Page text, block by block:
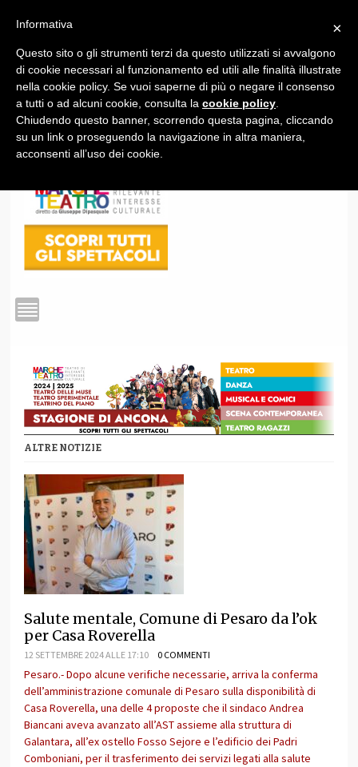
1
ALTRE NOTIZIE
Salute mentale, Comune di Pesaro da l’ok
per Casa Roverella
12 SETTEMBRE 2024 ALLE 17:10 0 COMMENTI
Pesaro.- Dopo alcune verifiche necessarie, arriva la conferma
dell’amministrazione comunale di Pesaro sulla disponibilità di
Casa Roverella, una delle 4 proposte che il sindaco Andrea
Biancani aveva avanzato all’AST assieme alla struttura di
Galantara, all’ex ostello Fosso Sejore e l’edificio dei Padri
Comboniani, per il trasferimento dei servizi legati alla salute
×
Informativa
Questo sito o gli strumenti terzi da questo utilizzati si avvalgono
di cookie necessari al funzionamento ed utili alle finalità illustrate
nella cookie policy. Se vuoi saperne di più o negare il consenso
a tutti o ad alcuni cookie, consulta la cookie policy
Chiudendo questo banner, scorrendo questa pagina, cliccando
su un link o proseguendo la navigazione in altra maniera,
acconsenti all’uso dei cookie.